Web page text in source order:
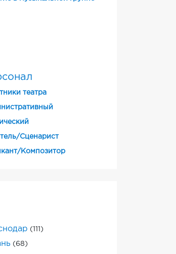
театра
Сценарист
Композитор
(111)
(68)